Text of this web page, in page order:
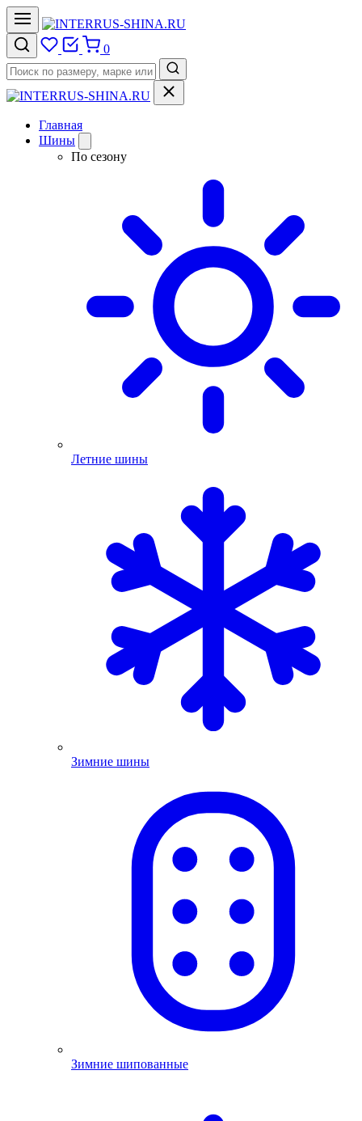
0
Главная
Шины
По сезону
Летние шины
Зимние шины
Зимние шипованные